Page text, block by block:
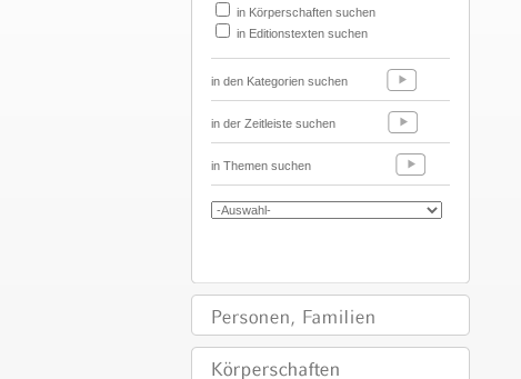
in Körperschaften suchen
in Editionstexten suchen
in den Kategorien suchen
in der Zeitleiste suchen
in Themen suchen